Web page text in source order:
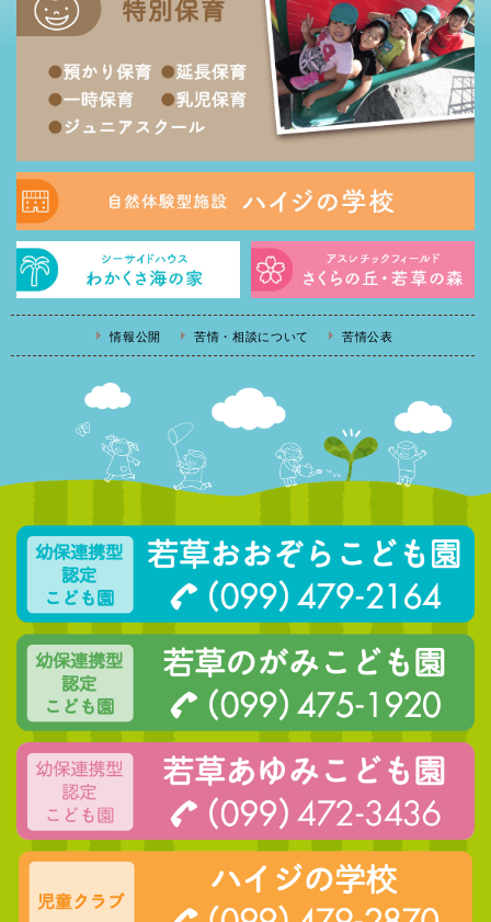
情報公開 苦情・相談について 苦情公表